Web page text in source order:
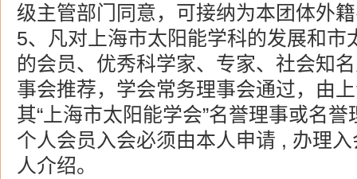
级主管部门同意，可接纳为本团体外
5、凡对上海市太阳能学科的发展和市
的会员、优秀科学家、专家、社会知
事会推荐，学会常务理事会通过，由
其“上海市太阳能学会”名誉理事或名
个人会员入会必须由本人申请 , 办理
人介绍。